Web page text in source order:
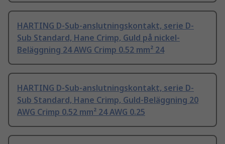
HARTING D-Sub-anslutningskontakt, serie D-
Sub Standard, Hane Crimp, Guld på nickel-
Beläggning 24 AWG Crimp 0.52 mm² 24
HARTING D-Sub-anslutningskontakt, serie D-
Sub Standard, Hane Crimp, Guld-Beläggning 20
AWG Crimp 0.52 mm² 24 AWG 0.25